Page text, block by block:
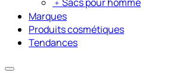
Marques
Produits cosmétiques
Tendances